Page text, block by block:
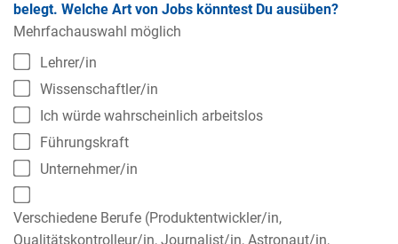
belegt. Welche Art von Jobs könntest Du ausüben?
Mehrfachauswahl möglich
Lehrer/in
Wissenschaftler/in
Ich würde wahrscheinlich arbeitslos
Führungskraft
Unternehmer/in
Verschiedene Berufe (Produktentwickler/in,
Qualitätskontrolleur/in, Journalist/in, Astronaut/in,